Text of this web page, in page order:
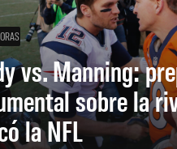
vs. Manning:
sobre la
la NFL